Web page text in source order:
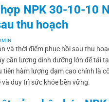
NPK 30-10-10
thu hoạch
và thời điểm phục hồi sau thu
cần lượng dinh dưỡng lớn để tái
tiên hàm lượng đạm cao chính là
duy trì sức khỏe bền vững.